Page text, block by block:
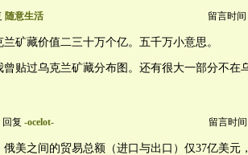
随意生活 留言时间
兰矿藏价值二三十万个亿。五千万小意思。
曾贴过乌克兰矿藏分布图。还有很大一部分不在
回复 -ocelot- 留言时间
俄美之间的贸易总额（进口与出口）仅37亿美元